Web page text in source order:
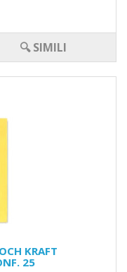
🔍 SIMILI
KRAFT
25